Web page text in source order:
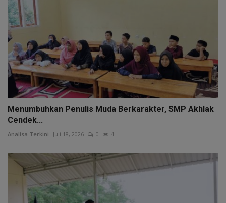
Menumbuhkan Penulis Muda Berkarakter, SMP Akhlak
Cendek...
Analisa Terkini Juli 18, 2026 0 4